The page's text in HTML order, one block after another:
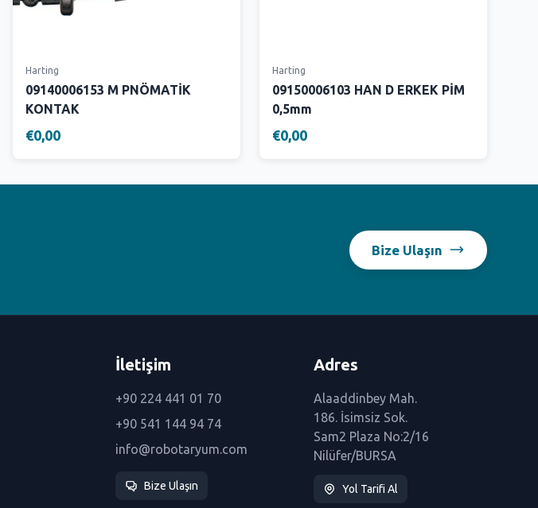
Harting
09140006153 M PNÖMATİK
KONTAK
€0,00
Harting
09150006103 HAN D ERKEK PİM
0,5mm
€0,00
Bize Ulaşın
İletişim
+90 224 441 01 70
+90 541 144 94 74
info@robotaryum.com
Bize Ulaşın
Adres
Alaaddinbey Mah.
186. İsimsiz Sok.
Sam2 Plaza No:2/16
Nilüfer/BURSA
Yol Tarifi Al